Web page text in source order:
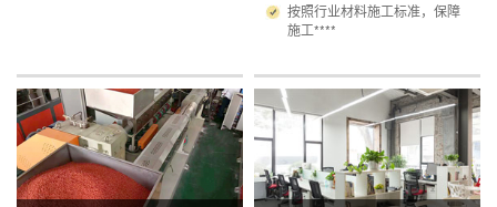
按照行业材料施工标准，保障
施工****